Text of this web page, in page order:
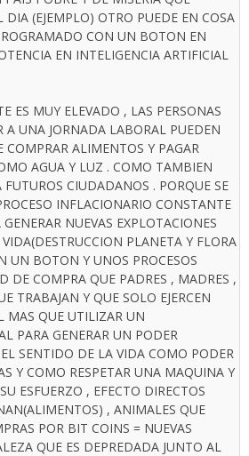
DIA (EJEMPLO) OTRO PUEDE EN COSA
CON UN BOTON EN
EN INTELIGENCIA ARTIFICIAL
ES MUY ELEVADO , LAS PERSONAS
A UNA JORNADA LABORAL PUEDEN
COMPRAR ALIMENTOS Y PAGAR
AGUA Y LUZ . COMO TAMBIEN
FUTUROS CIUDADANOS . PORQUE SE
INFLACIONARIO CONSTANTE
NUEVAS EXPLOTACIONES
PLANETA Y FLORA
UN BOTON Y UNOS PROCESOS
DE COMPRA QUE PADRES , MADRES ,
TRABAJAN Y QUE SOLO EJERCEN
MAS QUE UTILIZAR UN
PARA GENERAR UN PODER
SENTIDO DE LA VIDA COMO PODER
Y COMO RESPETAR UNA MAQUINA Y
ESFUERZO , EFECTO DIRECTOS
, ANIMALES QUE
POR BIT COINS = NUEVAS
QUE ES DEPREDADA JUNTO AL